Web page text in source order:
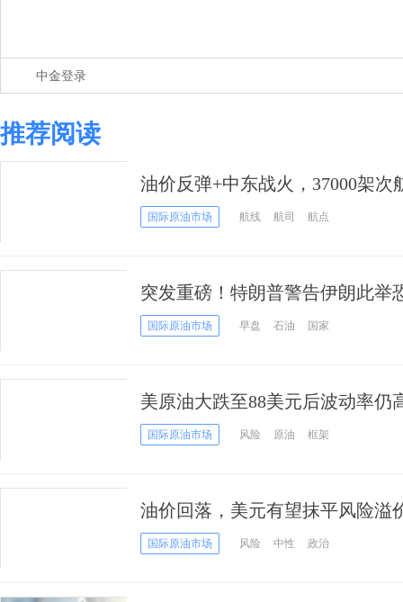
中金登录
推荐阅读
油价反弹+中东战火，37000架次
成“鬼城”
国际原油市场 航线 航司 航点
突发重磅！特朗普警告伊朗此举
打击” 油价暴跌10%
国际原油市场 早盘 石油 国家
美原油大跌至88美元后波动率仍
之后关注哪些机会？
国际原油市场 风险 原油 框架
油价回落，美元有望抹平风险溢
国际原油市场 风险 中性 政治